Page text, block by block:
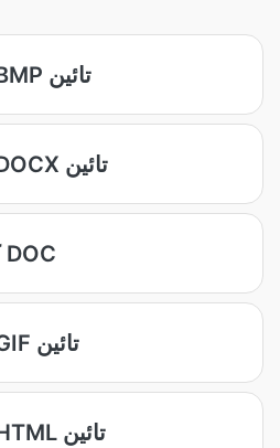
DOC کان BMP تائين
DOC کان DOCX تائين
EOCB کان DOC
DOC کان GIF تائين
DOC کان HTML تائين